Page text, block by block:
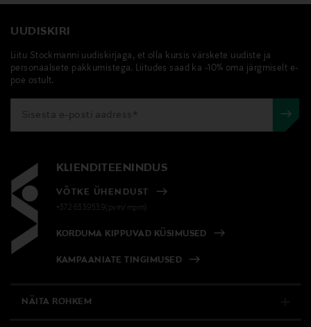
UUDISKIRI
Liitu Stockmanni uudiskirjaga, et olla kursis värskete uudiste ja
personaalsete pakkumistega. Liitudes saad ka -10% oma järgmiselt e-
poe ostult.
KLIENDITEENINDUS
VÕTKE ÜHENDUST
+372 6339539(pvm/mpm)
KORDUMA KIPPUVAD KÜSIMUSED
KAMPAANIATE TINGIMUSED
NÄITA ROHKEM